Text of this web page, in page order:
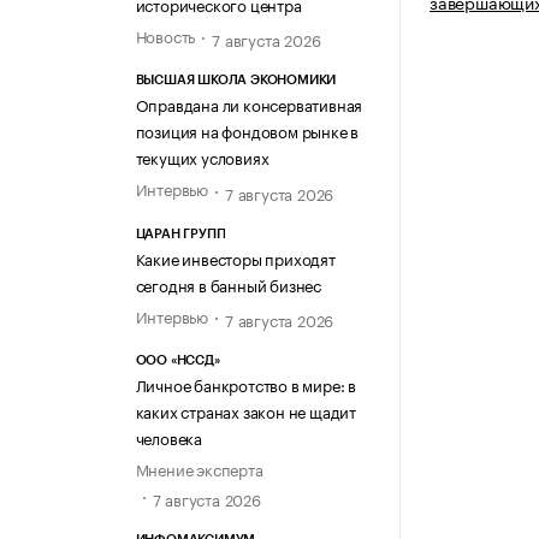
Новость
7 августа 2026
ВЫСШАЯ ШКОЛА ЭКОНОМИКИ
Оправдана ли консервативная
позиция на фондовом рынке в
текущих условиях
Интервью
7 августа 2026
ЦАРАН ГРУПП
Какие инвесторы приходят
сегодня в банный бизнес
Интервью
7 августа 2026
ООО «НССД»
Личное банкротство в мире: в
каких странах закон не щадит
человека
Мнение эксперта
7 августа 2026